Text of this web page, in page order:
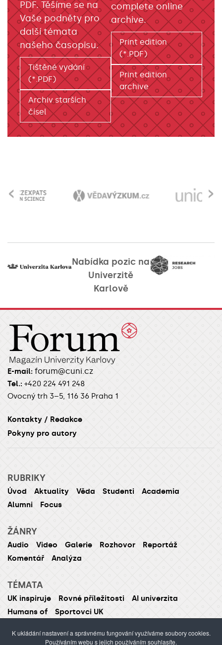
PDF. Těšíme se na
Vaše podněty pro
další témata
našeho časopisu.
Tištěné vydání
(*.PDF)
Archiv starších
čísel
complete online
archive.
Print edition
(*.PDF)
Print edition
archive
›
‹
Nabídka pozic na
Univerzitě
Karlově
E-mail: forum@cuni.cz
Tel.: +420 224 491 248
Ovocný trh 3–5, 116 36 Praha 1
Kontakty / Redakce
Pokyny pro autory
RUBRIKY
Úvod Aktuality Věda Studenti
Academia
Alumni
Focus
ŽÁNRY
Audio Video Galerie Rozhovor
Reportáž
Komentář
Analýza
TÉMATA
UK inspiruje Rovné příležitosti
AI univerzita
Humans of
Sportovci UK
K ukládání nastavení a správnému fungování využíváme soubory cookies.
Používáním webu s jejich používáním souhlasíte.